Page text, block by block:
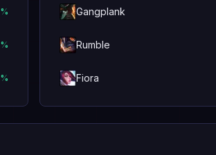
%
%
%
Gangplank
Rumble
Fiora